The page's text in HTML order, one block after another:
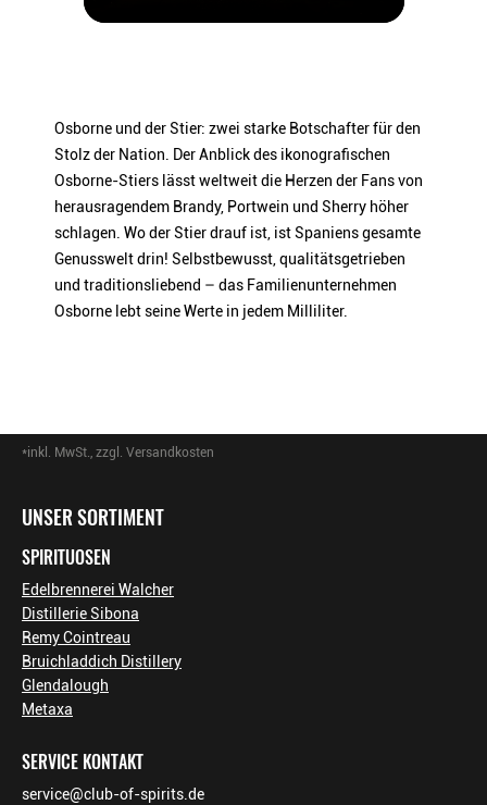
ARTIKELNUMMER
Osborne und der Stier: zwei starke Botschafter für den
Stolz der Nation. Der Anblick des ikonografischen
Osborne-Stiers lässt weltweit die Herzen der Fans von
herausragendem Brandy, Portwein und Sherry höher
schlagen. Wo der Stier drauf ist, ist Spaniens gesamte
Genusswelt drin! Selbstbewusst, qualitätsgetrieben
und traditionsliebend – das Familienunternehmen
Osborne lebt seine Werte in jedem Milliliter.
*inkl. MwSt., zzgl. Versandkosten
UNSER SORTIMENT
SPIRITUOSEN
Edelbrennerei Walcher
Distillerie Sibona
Remy Cointreau
Bruichladdich Distillery
Glendalough
Metaxa
SERVICE KONTAKT
service@club-of-spirits.de